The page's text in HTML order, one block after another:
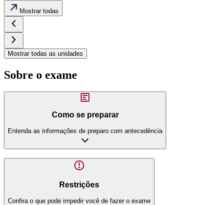
Mostrar todas
Mostrar todas as unidades
Sobre o exame
Como se preparar
Entenda as informações de preparo com antecedência
Restrições
Confira o que pode impedir você de fazer o exame